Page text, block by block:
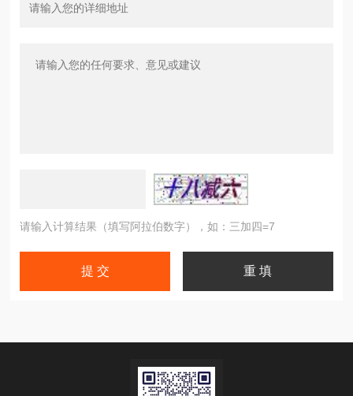
请输入计算结果（填写阿拉伯数字），如：三加四=7